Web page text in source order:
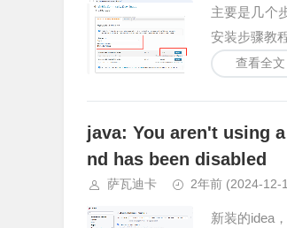
主要是几个
安装步骤教
查看全文
java: You aren't using
nd has been disabled
萨瓦迪卡 2年前 (2024-12-
新装的idea